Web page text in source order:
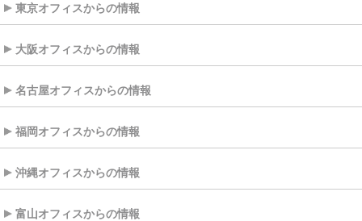
東京オフィスからの情報
大阪オフィスからの情報
名古屋オフィスからの情報
福岡オフィスからの情報
沖縄オフィスからの情報
富山オフィスからの情報